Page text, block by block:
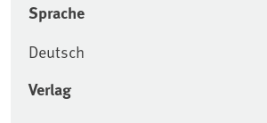
Sprache
Deutsch
Verlag